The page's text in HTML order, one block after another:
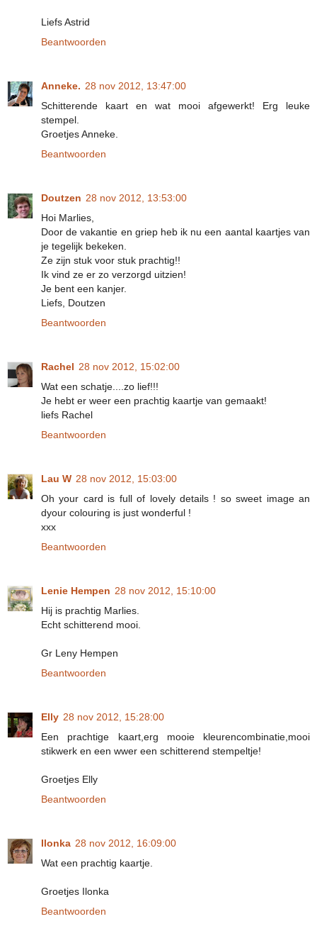
Liefs Astrid
Beantwoorden
Anneke. 28 nov 2012, 13:47:00
Schitterende kaart en wat mooi afgewerkt! Erg leuke
stempel.
Groetjes Anneke.
Beantwoorden
Doutzen 28 nov 2012, 13:53:00
Hoi Marlies,
Door de vakantie en griep heb ik nu een aantal kaartjes van
je tegelijk bekeken.
Ze zijn stuk voor stuk prachtig!!
Ik vind ze er zo verzorgd uitzien!
Je bent een kanjer.
Liefs, Doutzen
Beantwoorden
Rachel 28 nov 2012, 15:02:00
Wat een schatje....zo lief!!!
Je hebt er weer een prachtig kaartje van gemaakt!
liefs Rachel
Beantwoorden
Lau W 28 nov 2012, 15:03:00
Oh your card is full of lovely details ! so sweet image an
dyour colouring is just wonderful !
xxx
Beantwoorden
Lenie Hempen 28 nov 2012, 15:10:00
Hij is prachtig Marlies.
Echt schitterend mooi.
Gr Leny Hempen
Beantwoorden
Elly 28 nov 2012, 15:28:00
Een prachtige kaart,erg mooie kleurencombinatie,mooi
stikwerk en een wwer een schitterend stempeltje!
Groetjes Elly
Beantwoorden
Ilonka 28 nov 2012, 16:09:00
Wat een prachtig kaartje.
Groetjes Ilonka
Beantwoorden